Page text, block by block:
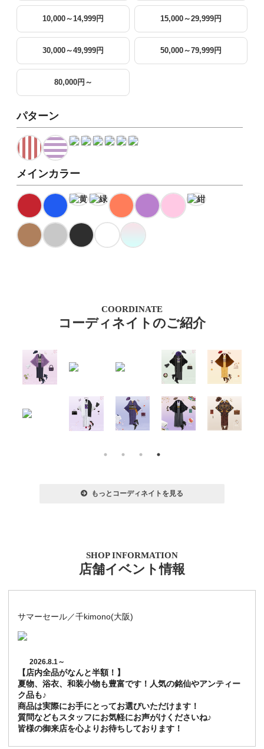
10,000～14,999円 15,000～29,999円
30,000～49,999円 50,000～79,999円
80,000円～
パターン
メインカラー
COORDINATE
コーディネイトのご紹介
もっとコーディネイトを見る
SHOP INFORMATION
店舗イベント情報
サマーセール／千kimono(大阪)
2026.8.1～
【店内全品がなんと半額！】
夏物、浴衣、和装小物も豊富です！人気の銘仙やアンティー
ク品も♪
商品は実際にお手にとってお選びいただけます！
質問などもスタッフにお気軽にお声がけくださいね♪
皆様の御来店を心よりお待ちしております！